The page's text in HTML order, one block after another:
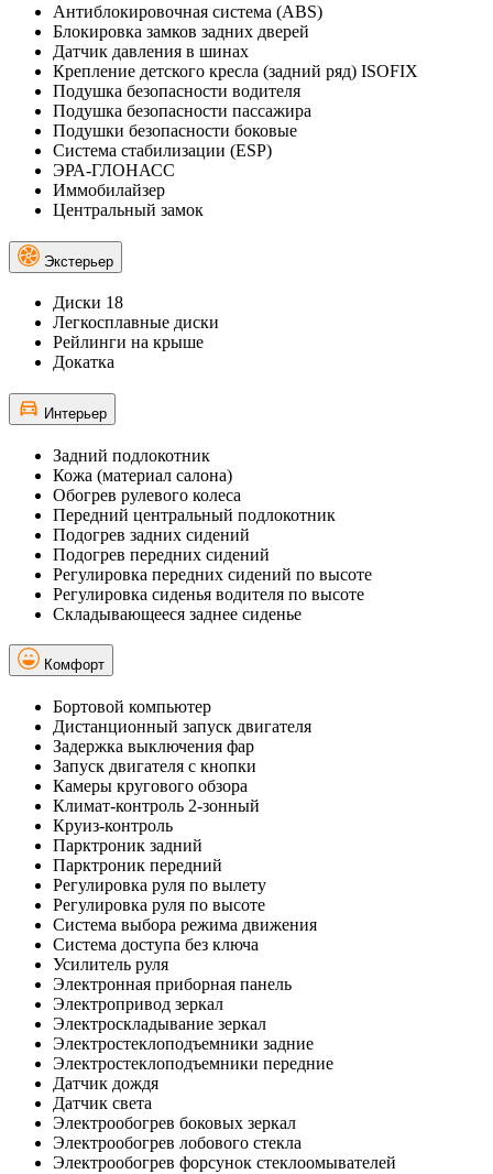
Антиблокировочная система (ABS)
Блокировка замков задних дверей
Датчик давления в шинах
Крепление детского кресла (задний ряд) ISOFIX
Подушка безопасности водителя
Подушка безопасности пассажира
Подушки безопасности боковые
Система стабилизации (ESP)
ЭРА-ГЛОНАСС
Иммобилайзер
Центральный замок
Экстерьер
Диски 18
Легкосплавные диски
Рейлинги на крыше
Докатка
Интерьер
Задний подлокотник
Кожа (материал салона)
Обогрев рулевого колеса
Передний центральный подлокотник
Подогрев задних сидений
Подогрев передних сидений
Регулировка передних сидений по высоте
Регулировка сиденья водителя по высоте
Складывающееся заднее сиденье
Комфорт
Бортовой компьютер
Дистанционный запуск двигателя
Задержка выключения фар
Запуск двигателя с кнопки
Камеры кругового обзора
Климат-контроль 2-зонный
Круиз-контроль
Парктроник задний
Парктроник передний
Регулировка руля по вылету
Регулировка руля по высоте
Система выбора режима движения
Система доступа без ключа
Усилитель руля
Электронная приборная панель
Электропривод зеркал
Электроскладывание зеркал
Электростеклоподъемники задние
Электростеклоподъемники передние
Датчик дождя
Датчик света
Электрообогрев боковых зеркал
Электрообогрев лобового стекла
Электрообогрев форсунок стеклоомывателей